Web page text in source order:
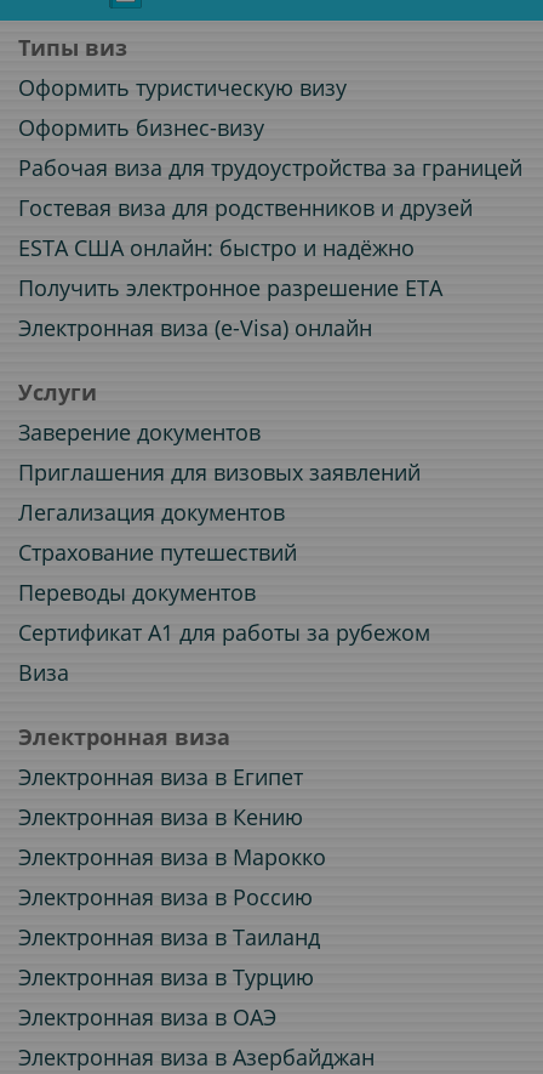
Типы виз
Оформить туристическую визу
Оформить бизнес-визу
Рабочая виза для трудоустройства за границей
Гостевая виза для родственников и друзей
ESTA США онлайн: быстро и надёжно
Получить электронное разрешение ETA
Электронная виза (e-Visa) онлайн
Услуги
Заверение документов
Приглашения для визовых заявлений
Легализация документов
Страхование путешествий
Переводы документов
Сертификат A1 для работы за рубежом
Виза
Электронная виза
Электронная виза в Египет
Электронная виза в Кению
Электронная виза в Марокко
Электронная виза в Россию
Электронная виза в Таиланд
Электронная виза в Турцию
Электронная виза в ОАЭ
Электронная виза в Азербайджан